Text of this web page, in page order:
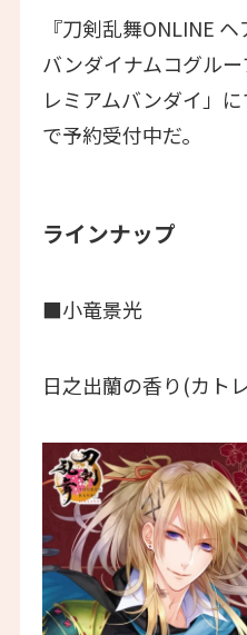
『刀剣乱舞ONLINE
バンダイナムコグル
レミアムバンダイ」
で予約受付中だ。
ラインナップ
■小竜景光
日之出蘭の香り(カト